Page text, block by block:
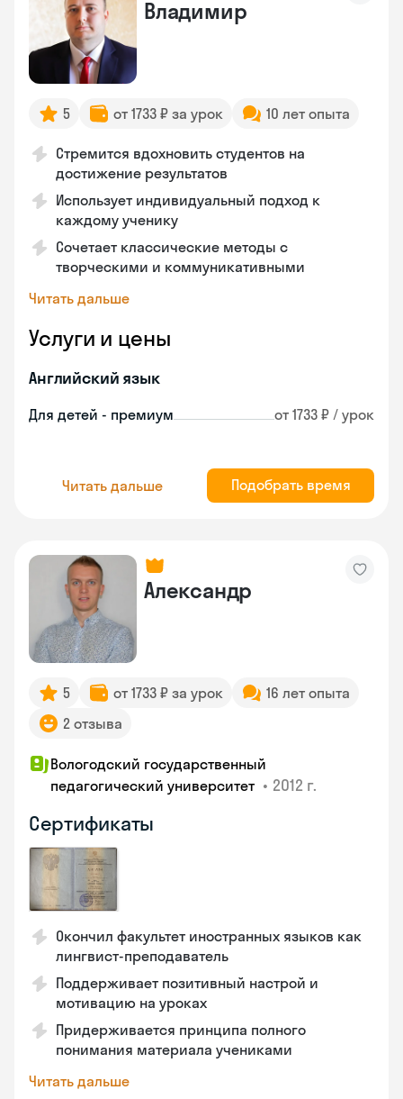
Владимир
5 от 1733 ₽ за урок 10 лет опыта
Стремится вдохновить студентов на
достижение результатов
Использует индивидуальный подход к
каждому ученику
Сочетает классические методы с
творческими и коммуникативными
Читать дальше
Услуги и цены
Английский язык
Для детей - премиум от 1733 ₽ / урок
Читать дальше Подобрать время
Александр
5 от 1733 ₽ за урок
16 лет опыта
2 отзыва
Вологодский государственный
педагогический университет • 2012 г.
Сертификаты
Окончил факультет иностранных языков как
лингвист-преподаватель
Поддерживает позитивный настрой и
мотивацию на уроках
Придерживается принципа полного
понимания материала учениками
Читать дальше